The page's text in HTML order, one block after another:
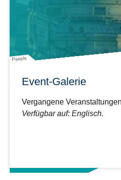
Pexels
Event-Galerie
Vergangene
Verfügbar auf: Englisch.